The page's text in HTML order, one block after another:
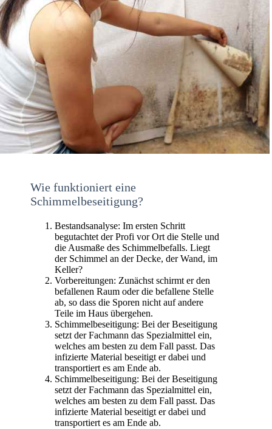
Wie funktioniert eine
Schimmelbeseitigung?
Bestandsanalyse: Im ersten Schritt
begutachtet der Profi vor Ort die Stelle und
die Ausmaße des Schimmelbefalls. Liegt
der Schimmel an der Decke, der Wand, im
Keller?
Vorbereitungen: Zunächst schirmt er den
befallenen Raum oder die befallene Stelle
ab, so dass die Sporen nicht auf andere
Teile im Haus übergehen.
Schimmelbeseitigung: Bei der Beseitigung
setzt der Fachmann das Spezialmittel ein,
welches am besten zu dem Fall passt. Das
infizierte Material beseitigt er dabei und
transportiert es am Ende ab.
Schimmelbeseitigung: Bei der Beseitigung
setzt der Fachmann das Spezialmittel ein,
welches am besten zu dem Fall passt. Das
infizierte Material beseitigt er dabei und
transportiert es am Ende ab.